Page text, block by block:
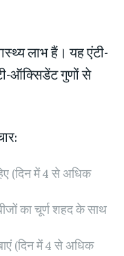
लाभ हैं। यह एंटी-
ऑक्सिडेंट गुणों से
(दिन में 4 से अधिक
का चूर्ण शहद के साथ
(दिन में 4 से अधिक